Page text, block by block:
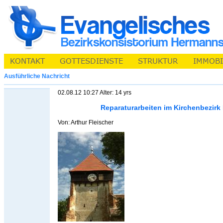
Ausführliche Nachricht
02.08.12 10:27 Alter: 14 yrs
Reparaturarbeiten im Kirchenbezirk
Von: Arthur Fleischer